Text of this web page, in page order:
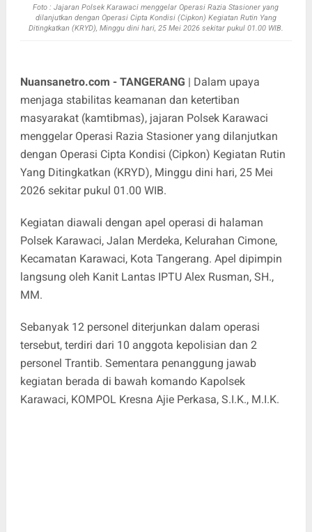
Foto : Jajaran Polsek Karawaci menggelar Operasi Razia Stasioner yang
dilanjutkan dengan Operasi Cipta Kondisi (Cipkon) Kegiatan Rutin Yang
Ditingkatkan (KRYD), Minggu dini hari, 25 Mei 2026 sekitar pukul 01.00 WIB.
Nuansanetro.com - TANGERANG | Dalam upaya
menjaga stabilitas keamanan dan ketertiban
masyarakat (kamtibmas), jajaran Polsek Karawaci
menggelar Operasi Razia Stasioner yang dilanjutkan
dengan Operasi Cipta Kondisi (Cipkon) Kegiatan Rutin
Yang Ditingkatkan (KRYD), Minggu dini hari, 25 Mei
2026 sekitar pukul 01.00 WIB.
Kegiatan diawali dengan apel operasi di halaman
Polsek Karawaci, Jalan Merdeka, Kelurahan Cimone,
Kecamatan Karawaci, Kota Tangerang. Apel dipimpin
langsung oleh Kanit Lantas IPTU Alex Rusman, SH.,
MM.
Sebanyak 12 personel diterjunkan dalam operasi
tersebut, terdiri dari 10 anggota kepolisian dan 2
personel Trantib. Sementara penanggung jawab
kegiatan berada di bawah komando Kapolsek
Karawaci, KOMPOL Kresna Ajie Perkasa, S.I.K., M.I.K.